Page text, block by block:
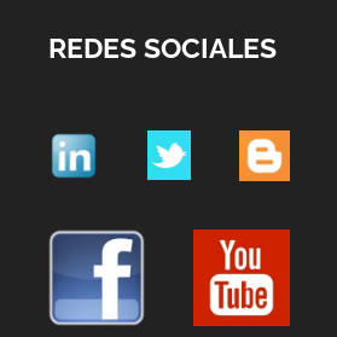
REDES SOCIALES